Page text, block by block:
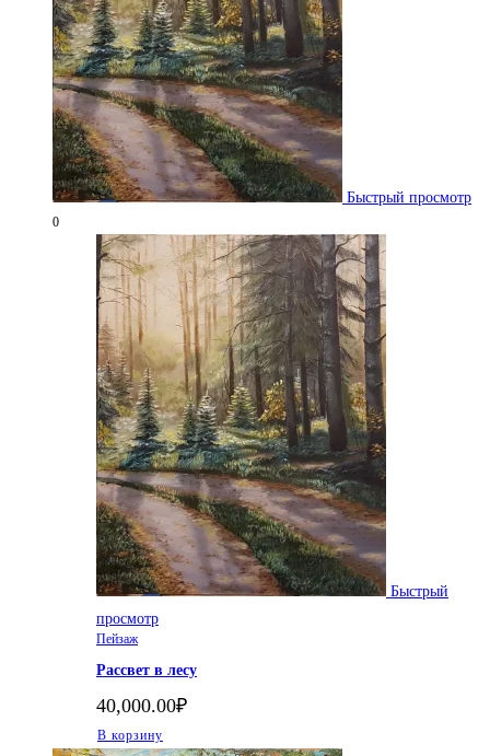
Быстрый просмотр
0
Быстрый
просмотр
Пейзаж
Рассвет в лесу
40,000.00₽
В корзину